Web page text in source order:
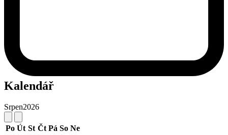
Kalendář
Srpen2026
Po Út St Čt Pá So Ne